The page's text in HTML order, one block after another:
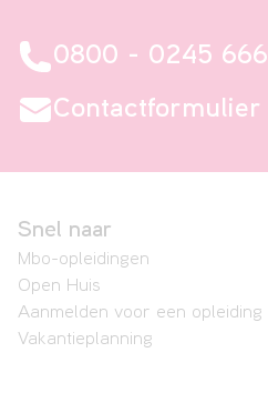
0800 - 0245 666
Contactformulier
Snel naar
Mbo-opleidingen
Open Huis
Aanmelden voor een opleiding
Vakantieplanning